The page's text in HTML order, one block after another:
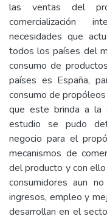
las ventas del
comercialización
necesidades que
todos los países del
consumo de
países es España,
consumo de
que este brinda a la
estudio se pudo
negocio para el
mecanismos de
del producto y con
consumidores aun
ingresos, empleo y
desarrollan en el